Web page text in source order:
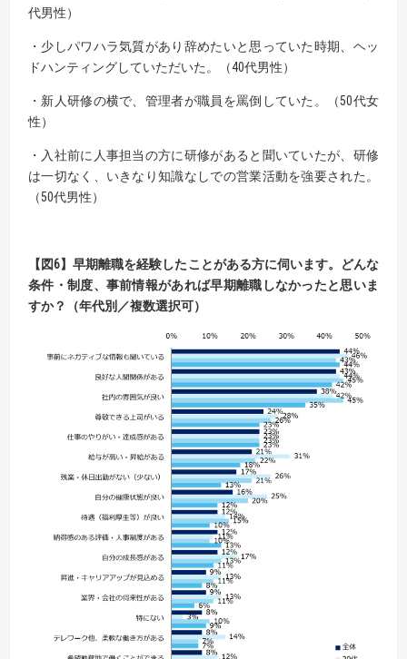
代男性）
・少しパワハラ気質があり辞めたいと思っていた時期、ヘッ
ドハンティングしていただいた。（40代男性）
・新人研修の横で、管理者が職員を罵倒していた。（50代女
性）
・入社前に人事担当の方に研修があると聞いていたが、研修
は一切なく、いきなり知識なしでの営業活動を強要された。
（50代男性）
【 図6】早期離職を経験したことがある方に伺います。
どんな
条件・制度、事前情報があれば早期離職しなかったと思いま
すか？（年代別／複数選択可）